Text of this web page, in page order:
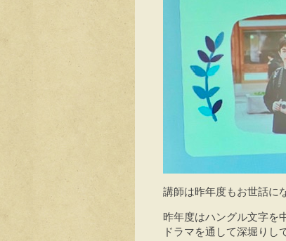
講師は昨年度もお世話
昨年度はハングル文字を
ドラマを通して深堀りし